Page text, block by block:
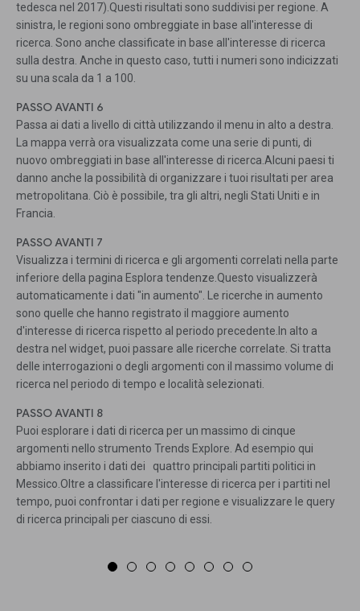
tedesca nel 2017).Questi risultati sono suddivisi per regione. A
sinistra, le regioni sono ombreggiate in base all'interesse di
ricerca. Sono anche classificate in base all'interesse di ricerca
sulla destra. Anche in questo caso, tutti i numeri sono indicizzati
su una scala da 1 a 100.
PASSO AVANTI 6
Passa ai dati a livello di città utilizzando il menu in alto a destra.
La mappa verrà ora visualizzata come una serie di punti, di
nuovo ombreggiati in base all'interesse di ricerca.Alcuni paesi ti
danno anche la possibilità di organizzare i tuoi risultati per area
metropolitana. Ciò è possibile, tra gli altri, negli Stati Uniti e in
Francia.
PASSO AVANTI 7
Visualizza i termini di ricerca e gli argomenti correlati nella parte
inferiore della pagina Esplora tendenze.Questo visualizzerà
automaticamente i dati "in aumento". Le ricerche in aumento
sono quelle che hanno registrato il maggiore aumento
d'interesse di ricerca rispetto al periodo precedente.In alto a
destra nel widget, puoi passare alle ricerche correlate. Si tratta
delle interrogazioni o degli argomenti con il massimo volume di
ricerca nel periodo di tempo e località selezionati.
PASSO AVANTI 8
Puoi esplorare i dati di ricerca per un massimo di cinque
argomenti nello strumento Trends Explore. Ad esempio qui
abbiamo inserito i dati dei quattro principali partiti politici in
Messico.Oltre a classificare l'interesse di ricerca per i partiti nel
tempo, puoi confrontar i dati per regione e visualizzare le query
di ricerca principali per ciascuno di essi.